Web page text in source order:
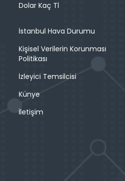
Dolar Kaç Tl
İstanbul Hava Durumu
Kişisel Verilerin Korunması
Politikası
İzleyici Temsilcisi
Künye
İletişim